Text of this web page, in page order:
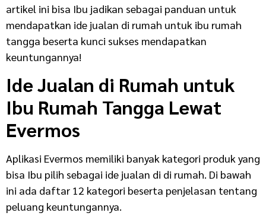
artikel ini bisa Ibu jadikan sebagai panduan untuk
mendapatkan ide jualan di rumah untuk ibu rumah
tangga beserta kunci sukses mendapatkan
keuntungannya!
Ide Jualan di Rumah untuk
Ibu Rumah Tangga Lewat
Evermos
Aplikasi Evermos memiliki banyak kategori produk yang
bisa Ibu pilih sebagai ide jualan di di rumah. Di bawah
ini ada daftar 12 kategori beserta penjelasan tentang
peluang keuntungannya.